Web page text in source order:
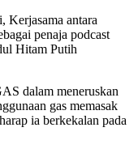
Kerjasama antara
penaja podcast
Hitam Putih
dalam meneruskan
gas memasak
ia berkekalan pada